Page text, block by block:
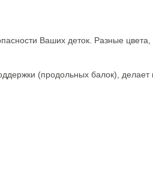
Ваших деток. Разные
(продольных балок),